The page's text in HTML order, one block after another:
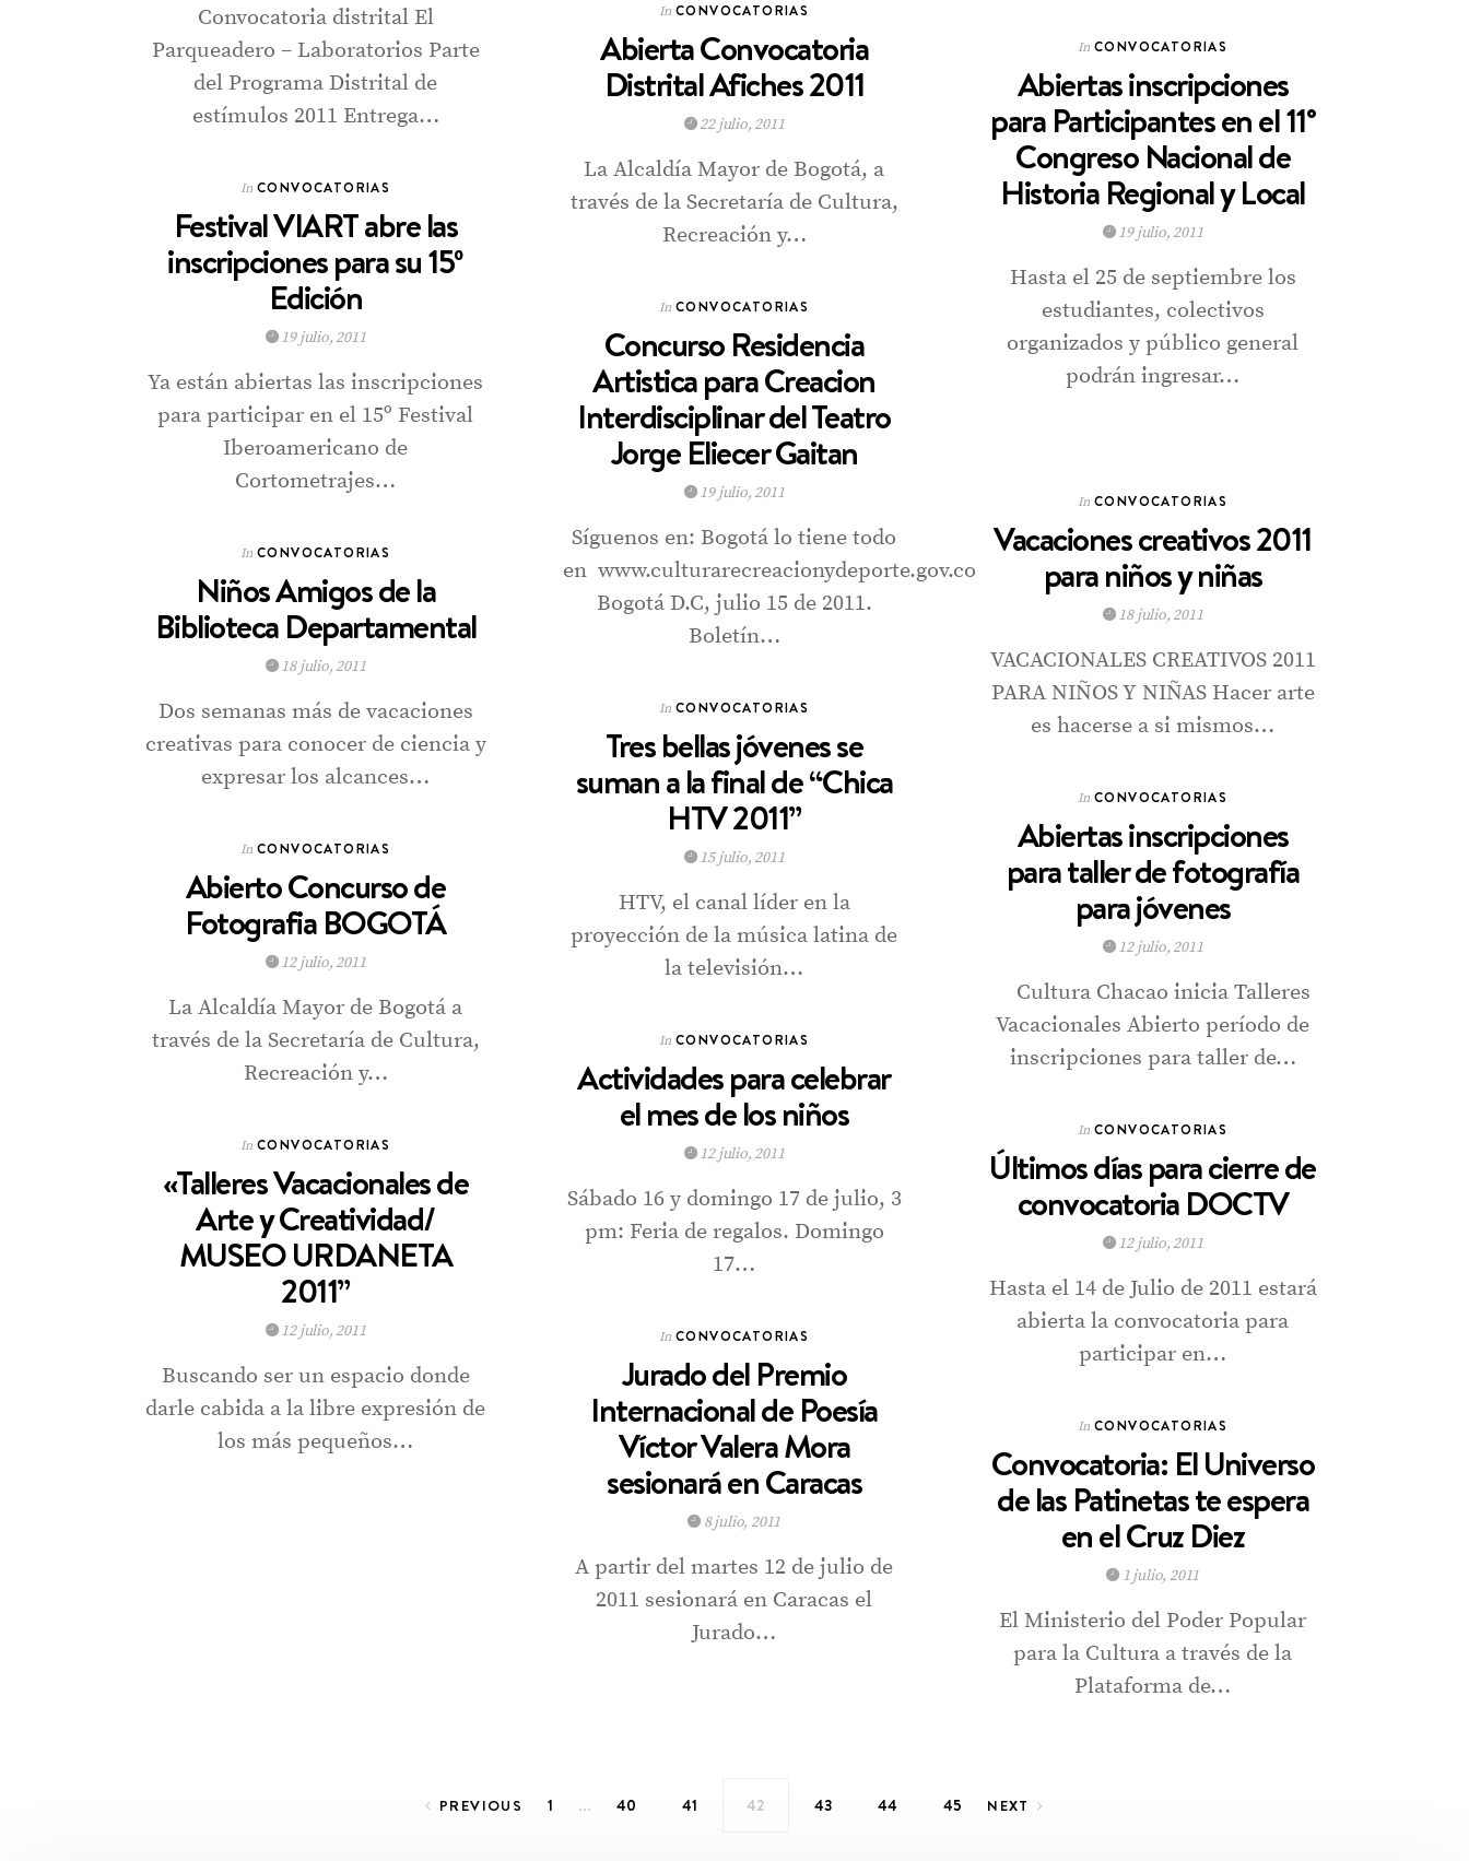
Convocatoria distrital El
Parqueadero – Laboratorios Parte
del Programa Distrital de
estímulos 2011 Entrega…
In CONVOCATORIAS
Abierta Convocatoria
Distrital Afiches 2011
22 julio, 2011
La Alcaldía Mayor de Bogotá, a
través de la Secretaría de Cultura,
Recreación y…
In CONVOCATORIAS
Abiertas inscripciones
para Participantes en el 11°
Congreso Nacional de
Historia Regional y Local
19 julio, 2011
Hasta el 25 de septiembre los
estudiantes, colectivos
organizados y público general
podrán ingresar…
In CONVOCATORIAS
Festival VIART abre las
inscripciones para su 15º
Edición
19 julio, 2011
Ya están abiertas las inscripciones
para participar en el 15º Festival
Iberoamericano de
Cortometrajes…
In CONVOCATORIAS
Concurso Residencia
Artistica para Creacion
Interdisciplinar del Teatro
Jorge Eliecer Gaitan
19 julio, 2011
Síguenos en: Bogotá lo tiene todo
en www.culturarecreacionydeporte.gov.co
Bogotá D.C, julio 15 de 2011.
Boletín…
In CONVOCATORIAS
Vacaciones creativos 2011
para niños y niñas
18 julio, 2011
VACACIONALES CREATIVOS 2011
PARA NIÑOS Y NIÑAS Hacer arte
es hacerse a si mismos…
In CONVOCATORIAS
Niños Amigos de la
Biblioteca Departamental
18 julio, 2011
Dos semanas más de vacaciones
creativas para conocer de ciencia y
expresar los alcances…
In CONVOCATORIAS
Tres bellas jóvenes se
suman a la final de “Chica
HTV 2011”
15 julio, 2011
HTV, el canal líder en la
proyección de la música latina de
la televisión…
In CONVOCATORIAS
Abiertas inscripciones
para taller de fotografía
para jóvenes
12 julio, 2011
Cultura Chacao inicia Talleres
Vacacionales Abierto período de
inscripciones para taller de…
In CONVOCATORIAS
Abierto Concurso de
Fotografia BOGOTÁ
12 julio, 2011
La Alcaldía Mayor de Bogotá a
través de la Secretaría de Cultura,
Recreación y…
In CONVOCATORIAS
Actividades para celebrar
el mes de los niños
12 julio, 2011
Sábado 16 y domingo 17 de julio, 3
pm: Feria de regalos. Domingo
17…
In CONVOCATORIAS
Últimos días para cierre de
convocatoria DOCTV
12 julio, 2011
Hasta el 14 de Julio de 2011 estará
abierta la convocatoria para
participar en…
In CONVOCATORIAS
«Talleres Vacacionales de
Arte y Creatividad/
MUSEO URDANETA
2011”
12 julio, 2011
Buscando ser un espacio donde
darle cabida a la libre expresión de
los más pequeños…
In CONVOCATORIAS
Jurado del Premio
Internacional de Poesía
Víctor Valera Mora
sesionará en Caracas
8 julio, 2011
A partir del martes 12 de julio de
2011 sesionará en Caracas el
Jurado…
In CONVOCATORIAS
Convocatoria: El Universo
de las Patinetas te espera
en el Cruz Diez
1 julio, 2011
El Ministerio del Poder Popular
para la Cultura a través de la
Plataforma de…
PREVIOUS 1 … 40 41 42 43 44 45 NEXT